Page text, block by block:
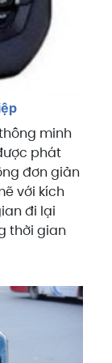
minh
phát
đơn giản
với kích
đi lại
thời gian